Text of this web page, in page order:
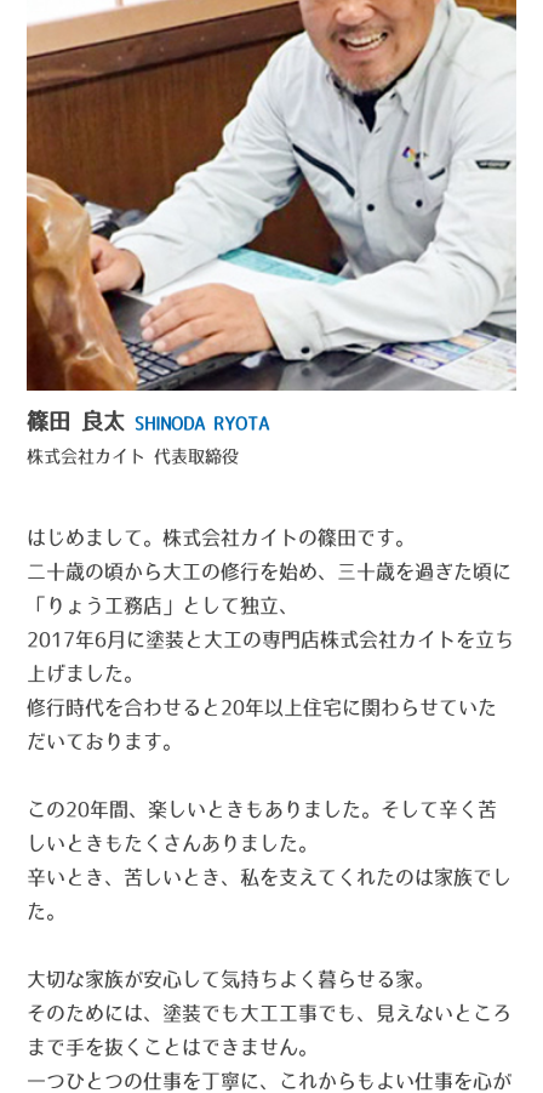
篠田 良太 SHINODA RYOTA
株式会社カイト代表取締役
はじめまして。株式会社カイトの篠田です。
二十歳の頃から大工の修行を始め、三十歳を過ぎた頃に
「りょう工務店」として独立、
2017年6月に塗装と大工の専門店株式会社カイトを立ち
上げました。
修行時代を合わせると20年以上住宅に関わらせていた
だいております。
この20年間、楽しいときもありました。そして辛く苦
しいときもたくさんありました。
辛いとき、苦しいとき、私を支えてくれたのは家族でし
た。
大切な家族が安心して気持ちよく暮らせる家。
そのためには、塗装でも大工工事でも、見えないところ
まで手を抜くことはできません。
一つひとつの仕事を丁寧に、これからもよい仕事を心が